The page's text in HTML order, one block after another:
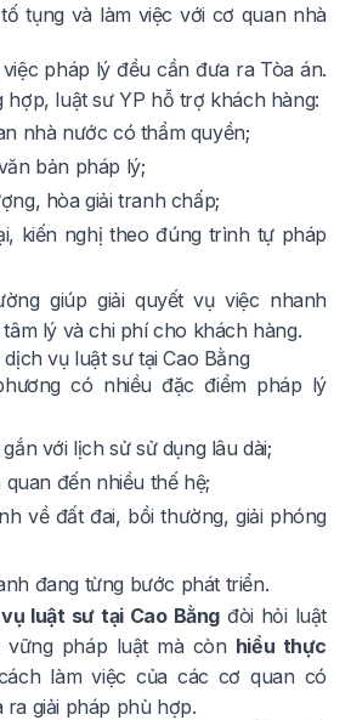
tụng và làm việc với cơ quan nhà
pháp lý đều cần đưa ra Tòa án.
hợp, luật sư YP hỗ trợ khách hàng:
nhà nước có thẩm quyền;
bản pháp lý;
hòa giải tranh chấp;
kiến nghị theo đúng trình tự pháp
giúp giải quyết vụ việc nhanh
lý và chi phí cho khách hàng.
vụ luật sư tại Cao Bằng
có nhiều đặc điểm pháp lý
với lịch sử sử dụng lâu dài;
quan đến nhiều thế hệ;
về đất đai, bồi thường, giải phóng
đang từng bước phát triển.
luật sư tại Cao Bằngđòi hỏi luật
pháp luật mà còn hiểu thực
làm việc của các cơ quan có
giải pháp phù hợp.